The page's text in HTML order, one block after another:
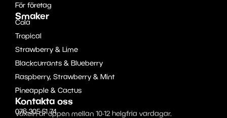
För företag
Smaker
Cola
Tropical
Strawberry & Lime
Blackcurrants & Blueberry
Raspberry, Strawberry & Mint
Pineapple & Cactus
Kontakta oss
076-305 51 74
Växeln är öppen mellan 10-12 helgfria vardagar.